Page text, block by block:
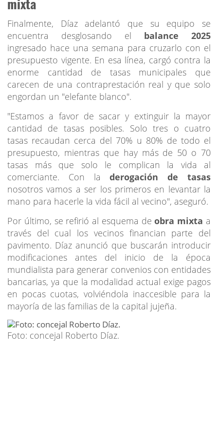
Finalmente, Díaz adelantó que su equipo se
encuentra desglosando el balance 2025
ingresado hace una semana para cruzarlo con el
presupuesto vigente. En esa línea, cargó contra la
enorme cantidad de tasas municipales que
carecen de una contraprestación real y que solo
engordan un "elefante blanco".
"Estamos a favor de sacar y extinguir la mayor
cantidad de tasas posibles. Solo tres o cuatro
tasas recaudan cerca del 70% u 80% de todo el
presupuesto, mientras que hay más de 50 o 70
tasas más que solo le complican la vida al
comerciante. Con laderogación de tasas
nosotros vamos a ser los primeros en levantar la
mano para hacerle la vida fácil al vecino", aseguró.
Por último, se refirió al esquema deobra mixta a
través del cual los vecinos financian parte del
pavimento. Díaz anunció que buscarán introducir
modificaciones antes del inicio de la época
mundialista para generar convenios con entidades
bancarias, ya que la modalidad actual exige pagos
en pocas cuotas, volviéndola inaccesible para la
mayoría de las familias de la capital jujeña.
Foto: concejal Roberto Díaz.